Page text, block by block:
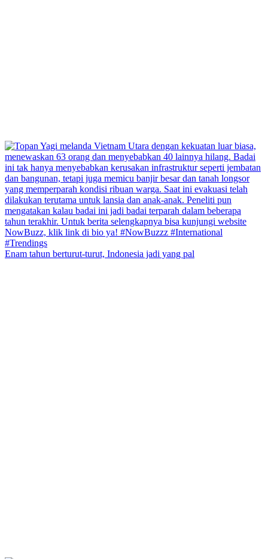
Enam tahun berturut-turut, Indonesia jadi yang pal